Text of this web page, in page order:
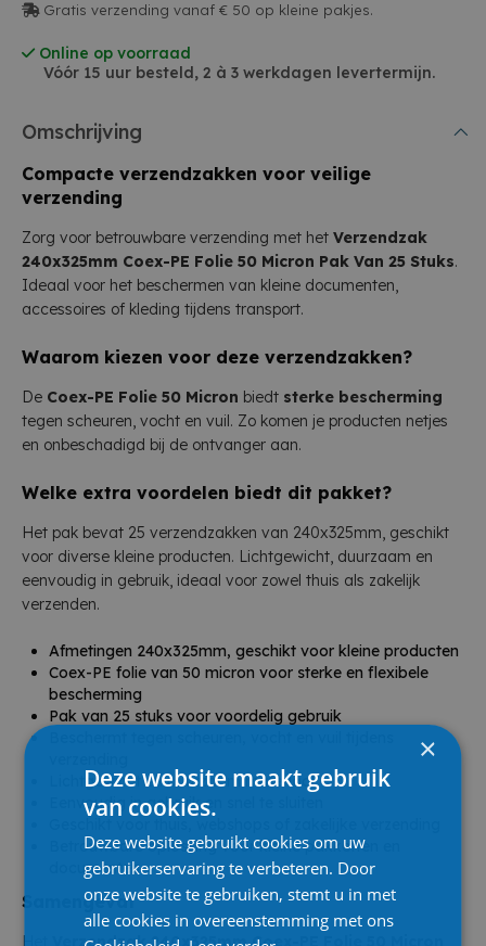
Gratis verzending vanaf € 50 op kleine pakjes.
Online op voorraad
Vóór 15 uur besteld, 2 à 3 werkdagen levertermijn.
Omschrijving
Compacte verzendzakken voor veilige
verzending
Zorg voor betrouwbare verzending met het Verzendzak
240x325mm Coex-PE Folie 50 Micron Pak Van 25 Stuks.
Ideaal voor het beschermen van kleine documenten,
accessoires of kleding tijdens transport.
Waarom kiezen voor deze verzendzakken?
De Coex-PE Folie 50 Micron biedt sterke bescherming
tegen scheuren, vocht en vuil. Zo komen je producten netjes
en onbeschadigd bij de ontvanger aan.
Welke extra voordelen biedt dit pakket?
Het pak bevat 25 verzendzakken van 240x325mm, geschikt
voor diverse kleine producten. Lichtgewicht, duurzaam en
eenvoudig in gebruik, ideaal voor zowel thuis als zakelijk
verzenden.
Afmetingen 240x325mm, geschikt voor kleine producten
Coex-PE folie van 50 micron voor sterke en flexibele
bescherming
Pak van 25 stuks voor voordelig gebruik
Lichtgewicht en duurzaam materiaal
Eenvoudig in gebruik en snel te sluiten
Betrouwbare oplossing voor kleine pakketten en
documenten
Samengevat
Verzendzak 240x325mm Coex-PE Folie 50 Micron
×
Deze website maakt gebruik
van cookies.
Deze website gebruikt cookies om uw
gebruikerservaring te verbeteren. Door
onze website te gebruiken, stemt u in met
alle cookies in overeenstemming met ons